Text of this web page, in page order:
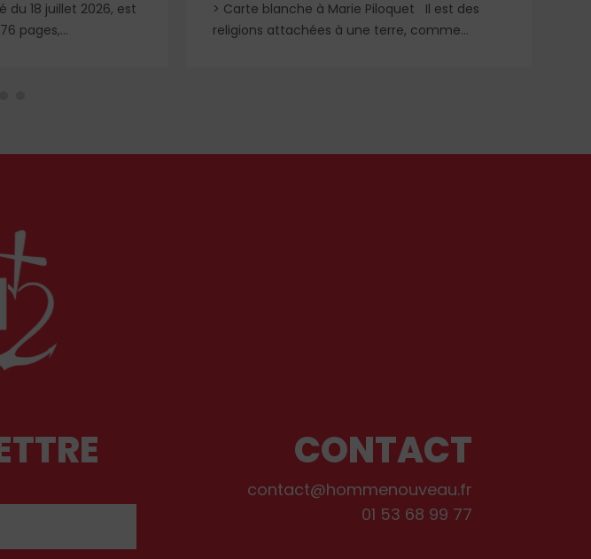
> Carte blanche à Marie Piloquet Il est des
religions attachées à une terre, comme...
Quelques propositions
en France.
CONTACT
contact@hommenouveau.fr
01 53 68 99 77